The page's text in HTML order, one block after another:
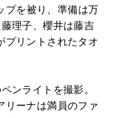
プを被り、準備は万
理子、櫻井は藤吉
プリントされたタオ
ンライトを撮影。
リーナは満員のファ